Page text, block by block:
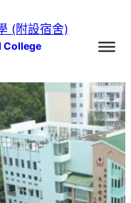
(附設宿舍)
College